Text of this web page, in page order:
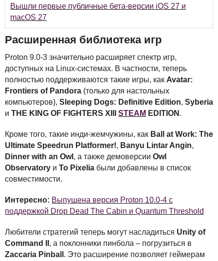
Вышли первые публичные бета-версии iOS 27 и
macOS 27
Расширенная библиотека игр
Proton 9.0-3 значительно расширяет спектр игр,
доступных на Linux-системах. В частности, теперь
полностью поддерживаются такие игры, как Avatar:
Frontiers of Pandora (только для настольных
компьютеров), Sleeping Dogs: Definitive Edition, Syberia
и THE KING OF FIGHTERS XIII STEAM EDITION .
Кроме того, такие инди-жемчужины, как Ball at Work: The
Ultimate Speedrun Platformer!, Banyu Lintar Angin,
Dinner with an Owl , а также демоверсии Owl
Observatory и To Pixelia были добавлены в список
совместимости.
Интересно: Выпущена версия Proton 10.0-4 с
поддержкой Drop Dead The Cabin и Quantum Threshold
Любители стратегий теперь могут насладиться Unity of
Command II , а поклонники пинбола – погрузиться в
Zaccaria Pinball . Это расширение позволяет геймерам